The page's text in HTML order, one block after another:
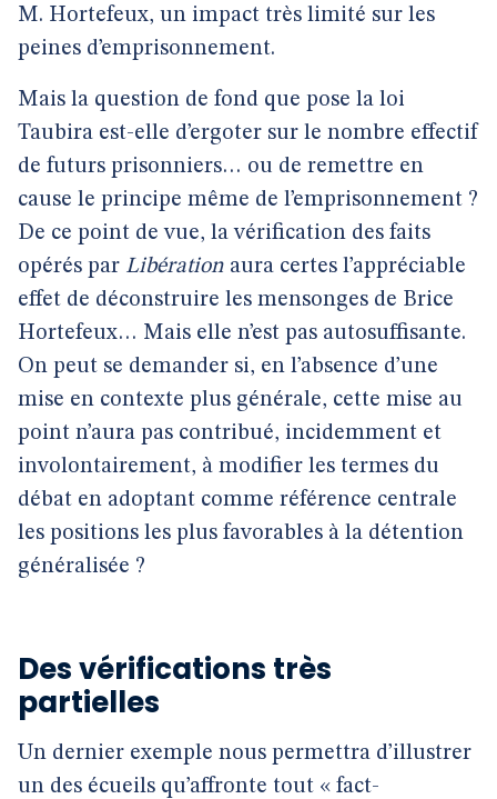
M. Hortefeux, un impact très limité sur les
peines d’emprisonnement.
Mais la question de fond que pose la loi
Taubira est-elle d’ergoter sur le nombre effectif
de futurs prisonniers… ou de remettre en
cause le principe même de l’emprisonnement ?
De ce point de vue, la vérification des faits
opérés par Libération aura certes l’appréciable
effet de déconstruire les mensonges de Brice
Hortefeux… Mais elle n’est pas autosuffisante.
On peut se demander si, en l’absence d’une
mise en contexte plus générale, cette mise au
point n’aura pas contribué, incidemment et
involontairement, à modifier les termes du
débat en adoptant comme référence centrale
les positions les plus favorables à la détention
généralisée ?
Des vérifications très
partielles
Un dernier exemple nous permettra d’illustrer
un des écueils qu’affronte tout « fact-